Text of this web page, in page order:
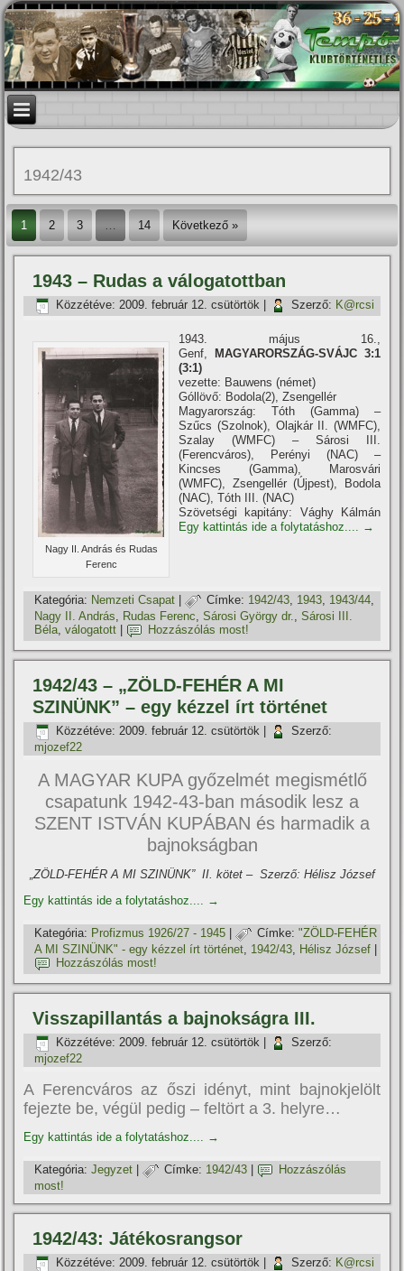
1942/43
1 2 3 … 14 Következő »
1943 – Rudas a válogatottban
Közzétéve: 2009. február 12. csütörtök Szerző: K@rcsi
Nagy II. András és Rudas
Ferenc
1943. május 16.,
Genf,
MAGYARORSZÁG-SVÁJC 3:1
(3:1)
vezette: Bauwens (német)
Góllövő: Bodola(2), Zsengellér
Magyarország: Tóth (Gamma) –
Szűcs (Szolnok), Olajkár II. (WMFC),
Szalay (WMFC) – Sárosi III.
(Ferencváros), Perényi (NAC) –
Kincses (Gamma), Marosvári
(WMFC), Zsengellér (Újpest), Bodola
(NAC), Tóth III. (NAC)
Szövetségi kapitány: Vághy Kálmán
Egy kattintás ide a folytatáshoz.... →
Kategória: Nemzeti Csapat | Címke: 1942/43, 1943, 1943/44,
Nagy II. András, Rudas Ferenc,Sárosi György dr.,Sárosi III.
Béla,válogatott Hozzászólás most!
1942/43 – „ZÖLD-FEHÉR A MI
SZINÜNK” – egy kézzel í­rt történet
Közzétéve: 2009. február 12. csütörtök
Szerző:
mjozef22
A MAGYAR KUPA győzelmét megismétlő
csapatunk 1942-43-ban második lesz a
SZENT ISTVÁN KUPÁBAN és harmadik a
bajnokságban
„ZÖLD-FEHÉR A MI SZINÜNK” II. kötet – Szerző: Hélisz József
Egy kattintás ide a folytatáshoz.... →
Kategória: Profizmus 1926/27 - 1945 | Címke: "ZÖLD-FEHÉR
A MI SZINÜNK" - egy kézzel í­rt történet, 1942/43, Hélisz József
Hozzászólás most!
Visszapillantás a bajnokságra III.
Közzétéve: 2009. február 12. csütörtök
Szerző:
mjozef22
A Ferencváros az őszi idényt, mint bajnokjelölt
fejezte be, végül pedig – feltört a 3. helyre…
Egy kattintás ide a folytatáshoz.... →
Kategória: Jegyzet | Címke: 1942/43
Hozzászólás
most!
1942/43: Játékosrangsor
Közzétéve: 2009. február 12. csütörtök Szerző: K@rcsi